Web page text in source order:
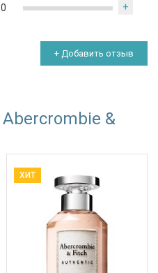
0 +
+ Добавить отзыв
Abercrombie &
ХИТ